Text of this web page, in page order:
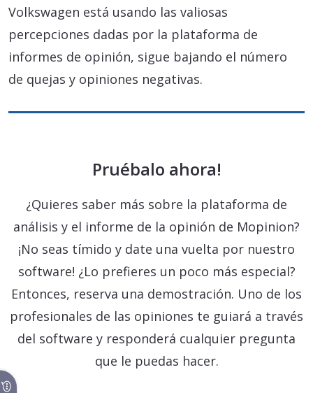
Volkswagen está usando las valiosas
percepciones dadas por la plataforma de
informes de opinión, sigue bajando el número
de quejas y opiniones negativas.
Pruébalo ahora!
¿Quieres saber más sobre la plataforma de
análisis y el informe de la opinión de Mopinion?
¡No seas tímido y date una vuelta por nuestro
software! ¿Lo prefieres un poco más especial?
Entonces, reserva una demostración. Uno de los
profesionales de las opiniones te guiará a través
del software y responderá cualquier pregunta
que le puedas hacer.